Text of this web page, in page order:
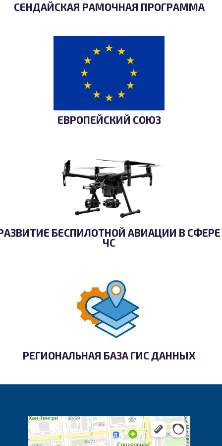
СЕНДАЙСКАЯ РАМОЧНАЯ ПРОГРАММА
ЕВРОПЕЙСКИЙ СОЮЗ
БЕСПИЛОТНОЙ АВИАЦИИ В СФЕРЕ
ЧС
РЕГИОНАЛЬНАЯ БАЗА ГИС ДАННЫХ